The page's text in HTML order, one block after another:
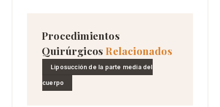
Procedimientos
Quirúrgicos Relacionados
Liposucción de la parte media del
cuerpo